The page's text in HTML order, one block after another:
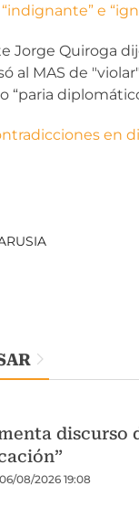
e
Jorge Quiroga
al MAS de
“paria
en
RUSIA